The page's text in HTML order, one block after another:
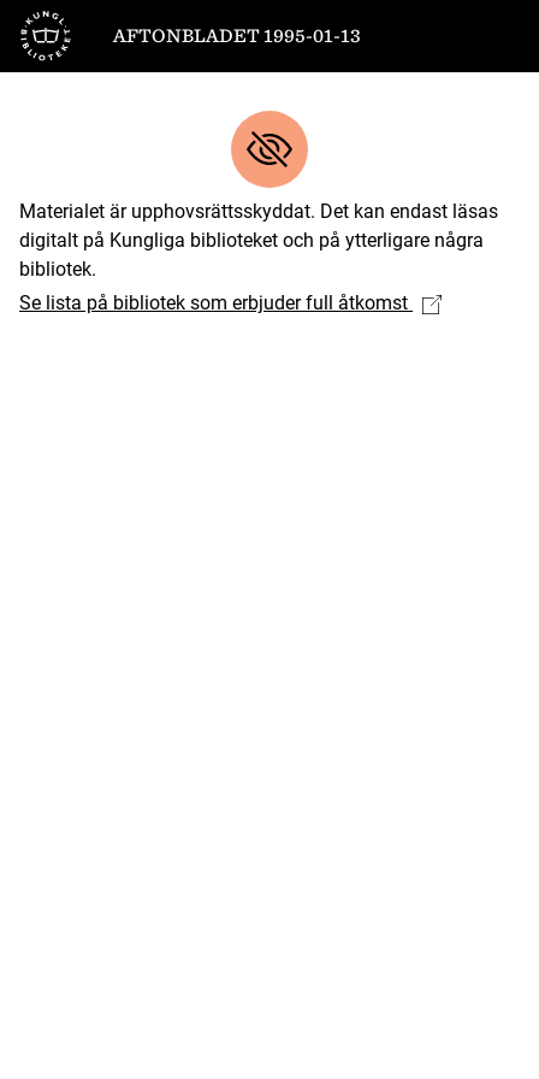
Till startsidan
AFTONBLADET 1995-01-13
Materialet är upphovsrättsskyddat. Det kan endast läsas
digitalt på Kungliga biblioteket och på ytterligare några
bibliotek.
Se lista på bibliotek som erbjuder full åtkomst